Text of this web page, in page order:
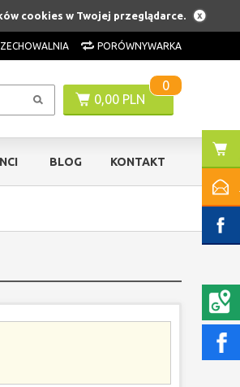
cookies w Twojej przeglądarce.
PORÓWNYWARKA
0,00 PLN
0
BLOG KONTAKT